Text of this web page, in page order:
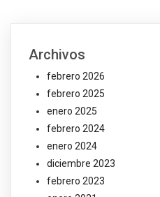
Archivos
febrero 2026
febrero 2025
enero 2025
febrero 2024
enero 2024
diciembre 2023
febrero 2023